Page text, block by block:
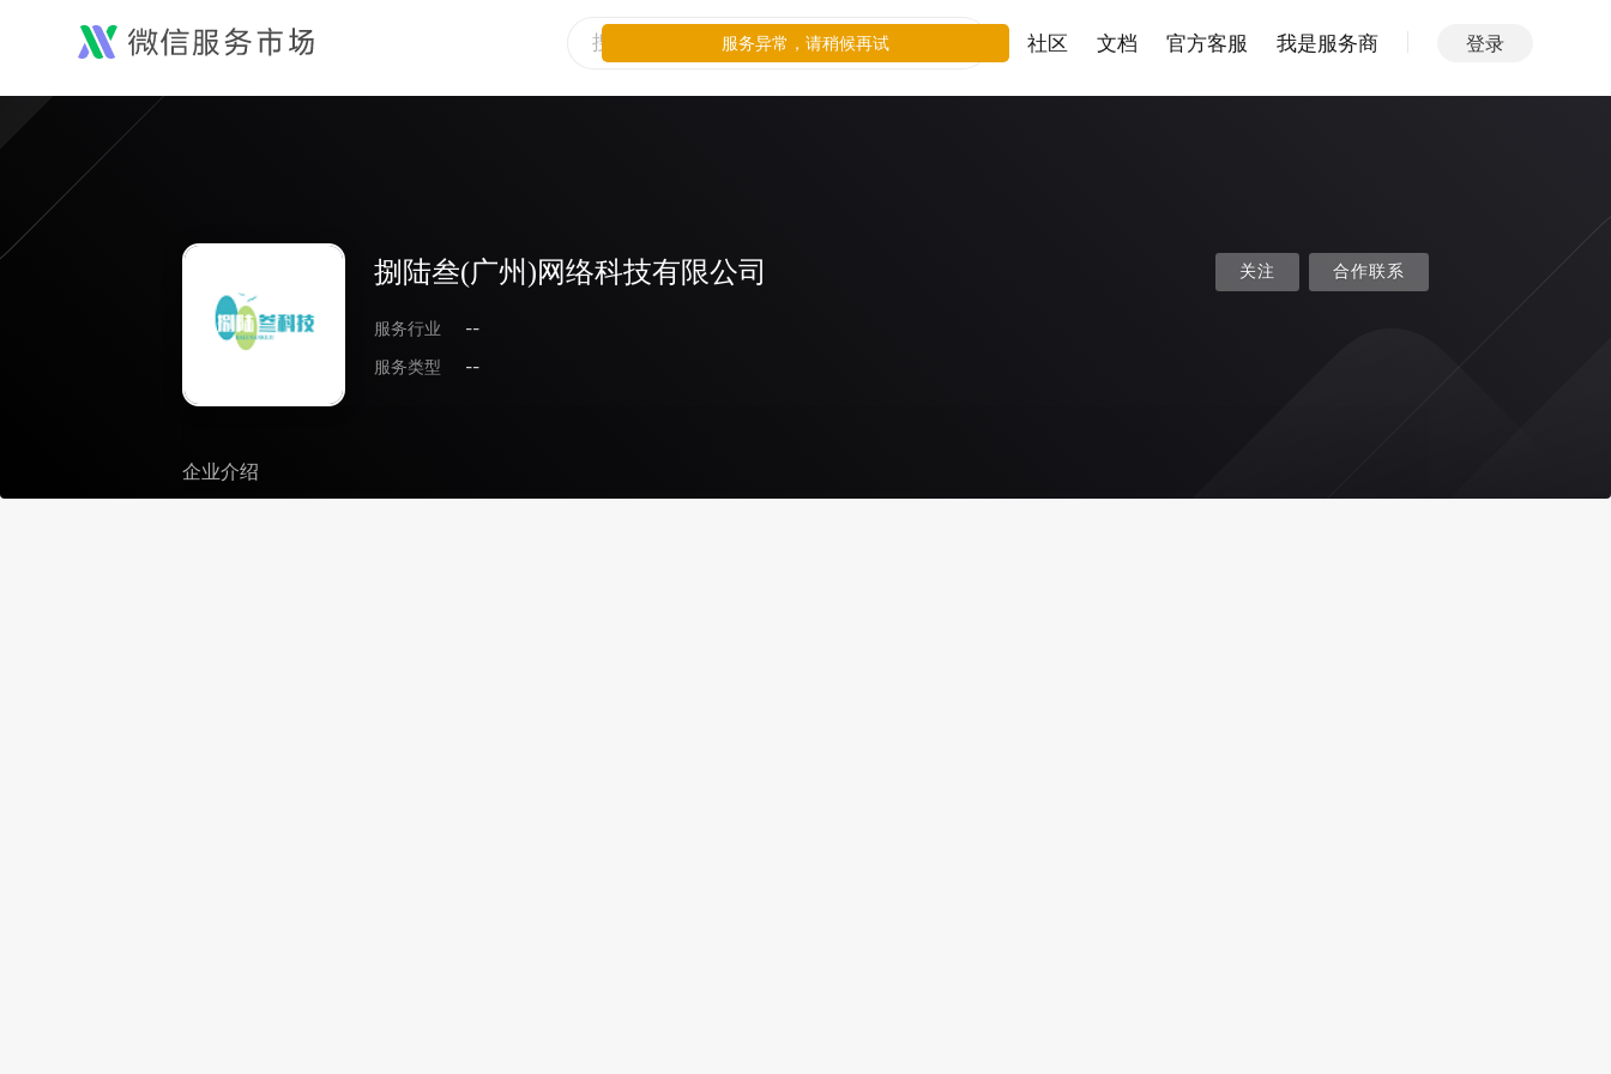
社区 文档 官方客服 我是服务商 登录
捌陆叁(广州)网络科技有限公司
服务行业
--
服务类型
--
关注 合作联系
企业介绍
服务异常，请稍候再试